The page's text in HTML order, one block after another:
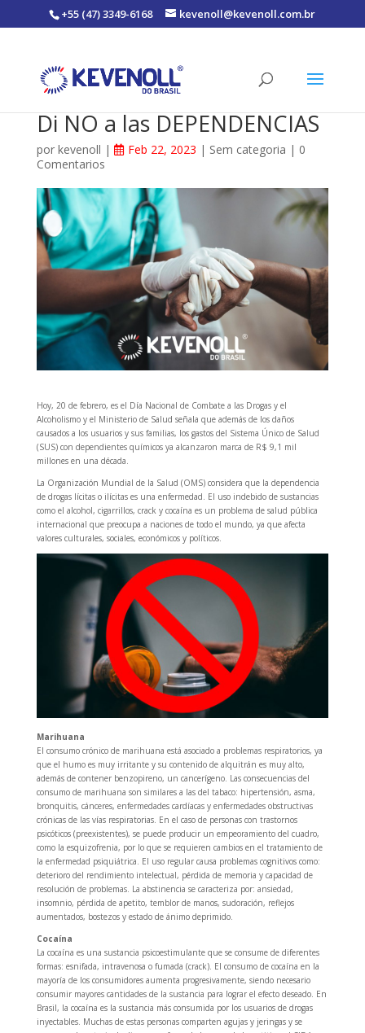
+55 (47) 3349-6168 kevenoll@kevenoll.com.br
Di NO a las DEPENDENCIAS
por kevenoll | Feb 22, 2023 | Sem categoria | 0
Comentarios
Hoy, 20 de febrero, es el Día Nacional de Combate a las Drogas y el
Alcoholismo y el Ministerio de Salud señala que además de los daños
causados ​​a los usuarios y sus familias, los gastos del Sistema Único de Salud
(SUS) con dependientes químicos ya alcanzaron marca de R$ 9,1 mil
millones en una década.
La Organización Mundial de la Salud (OMS) considera que la dependencia
de drogas lícitas o ilícitas es una enfermedad. El uso indebido de sustancias
como el alcohol, cigarrillos, crack y cocaína es un problema de salud pública
internacional que preocupa a naciones de todo el mundo, ya que afecta
valores culturales, sociales, económicos y políticos.
Marihuana
El consumo crónico de marihuana está asociado a problemas respiratorios, ya
que el humo es muy irritante y su contenido de alquitrán es muy alto,
además de contener benzopireno, un cancerígeno. Las consecuencias del
consumo de marihuana son similares a las del tabaco: hipertensión, asma,
bronquitis, cánceres, enfermedades cardíacas y enfermedades obstructivas
crónicas de las vías respiratorias. En el caso de personas con trastornos
psicóticos (preexistentes), se puede producir un empeoramiento del cuadro,
como la esquizofrenia, por lo que se requieren cambios en el tratamiento de
la enfermedad psiquiátrica. El uso regular causa problemas cognitivos como:
deterioro del rendimiento intelectual, pérdida de memoria y capacidad de
resolución de problemas. La abstinencia se caracteriza por: ansiedad,
insomnio, pérdida de apetito, temblor de manos, sudoración, reflejos
aumentados, bostezos y estado de ánimo deprimido.
Cocaína
La cocaína es una sustancia psicoestimulante que se consume de diferentes
formas: esnifada, intravenosa o fumada (crack). El consumo de cocaína en la
mayoría de los consumidores aumenta progresivamente, siendo necesario
consumir mayores cantidades de la sustancia para lograr el efecto deseado. En
Brasil, la cocaína es la sustancia más consumida por los usuarios de drogas
inyectables. Muchas de estas personas comparten agujas y jeringas y se